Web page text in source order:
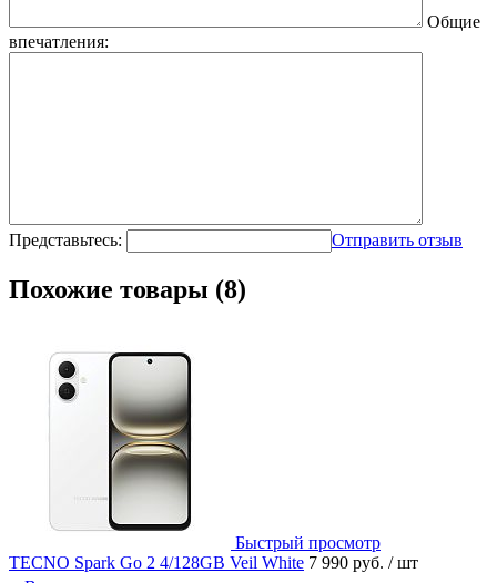
Общие
впечатления:
Представьтесь: Отправить отзыв
Похожие товары (8)
Быстрый просмотр
TECNO Spark Go 2 4/128GB Veil White 7 990 руб. / шт